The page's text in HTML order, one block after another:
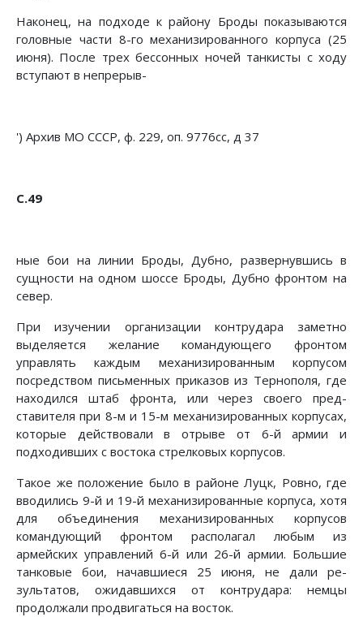
Наконец, на подходе к району Броды показываются
голов­ные части 8-го механизированного корпуса (25
июня). После трех бессонных ночей танкисты с ходу
вступают в непрерыв-
') Архив МО СССР, ф. 229, оп. 9776сс, д 37
С.49
ные бои на линии Броды, Дубно, развернувшись в
сущности на одном шоссе Броды, Дубно фронтом на
север.
При изучении организации контрудара заметно
выделяется желание командующего фронтом
управлять каждым механи­зированным корпусом
посредством письменных приказов из Тернополя, где
находился штаб фронта, или через своего пред­
ставителя при 8-м и 15-м механизированных корпусах,
кото­рые действовали в отрыве от 6-й армии и
подходивших с во­стока стрелковых корпусов.
Такое же положение было в районе Луцк, Ровно, где
вво­дились 9-й и 19-й механизированные корпуса, хотя
для объ­единения механизированных корпусов
командующий фронтом располагал любым из
армейских управлений 6-й или 26-й ар­мии. Большие
танковые бои, начавшиеся 25 июня, не дали ре­
зультатов, ожидавшихся от контрудара: немцы
продолжали продвигаться на восток.